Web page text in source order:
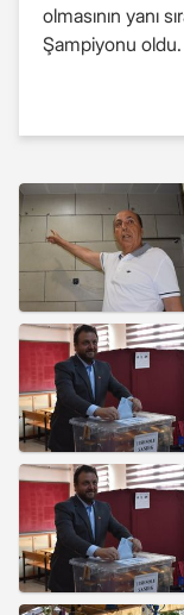
olmasının yanı
Şampiyonu